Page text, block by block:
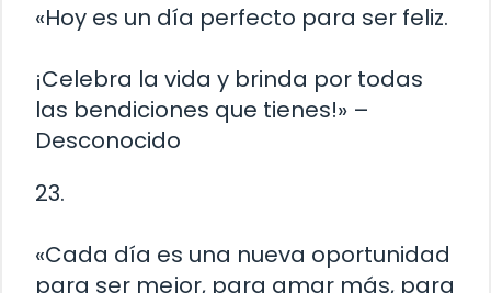
«Hoy es un día perfecto para ser feliz.
¡Celebra la vida y brinda por todas
las bendiciones que tienes!» –
Desconocido
23.
«Cada día es una nueva oportunidad
para ser mejor, para amar más, para